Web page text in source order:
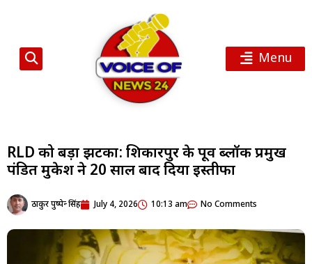
Menu
RLD को बड़ा झटका: शिकारपुर के पूर्व ब्लॉक प्रमुख
पंडित मुकेश ने 20 साल बाद दिया इस्तीफा
ठाकुर पुष्पेन्द्र सिंह July 4, 2026 10:13 am No Comments